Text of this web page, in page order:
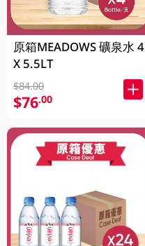
原箱MEADOWS 礦泉水 4
X 5.5LT
$84.00
$76.00